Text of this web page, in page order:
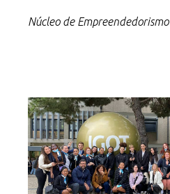
Núcleo de Empreendedorismo